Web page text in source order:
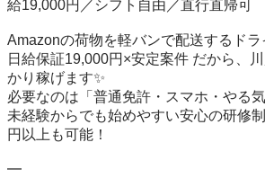
給19,000円／シフト自由／直行直帰可
Amazonの荷物を軽バンで配送するドラ
日給保証19,000円×安定案件 だから、
かり稼げます✨
必要なのは「普通免許・スマホ・やる気
未経験からでも始めやすい安心の研修
円以上も可能！
━